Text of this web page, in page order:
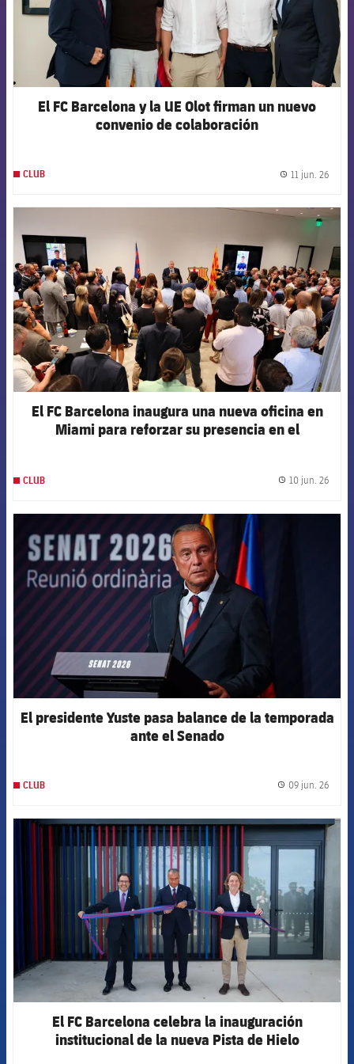
El FC Barcelona y la UE Olot firman un nuevo
convenio de colaboración
CLUB 11 jun. 26
FCB Barcelona badge
El FC Barcelona inaugura una nueva oficina en
Miami para reforzar su presencia en el
CLUB 10 jun. 26
FCB Barcelona badge
El presidente Yuste pasa balance de la temporada
ante el Senado
CLUB 09 jun. 26
FCB Barcelona badge
El FC Barcelona celebra la inauguración
institucional de la nueva Pista de Hielo